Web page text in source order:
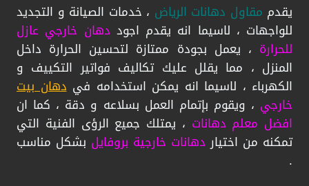
يقدم مقاول دهانات الرياض ، خدمات الصيانة و التجديد
للواجهات ، لاسيما انه يقدم اجود دهان خارجي عازل
للحرارة ، يعمل بجودة ممتازة لتحسين الحرارة داخل
المنزل ، مما يقلل عليك تكاليف فواتير التكييف و
الكهرباء ، لاسيما انه يمكن استخدامه فيدهان بيت
خارجي ، ويقوم بإتمام العمل بسلاعه و دقة ، كما ان
افضل معلم دهانات ، يمتلك جميع الرؤى الفنية التي
تمكنه من اختيار دهانات خارجية بروفايل بشكل مناسب
.